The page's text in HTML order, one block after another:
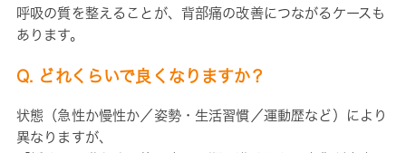
呼吸の質を整えることが、背部痛の改善につながるケースも
あります。
Q. どれくらいで良くなりますか？
状態（急性か慢性か／姿勢・生活習慣／運動歴など）により
異なりますが、